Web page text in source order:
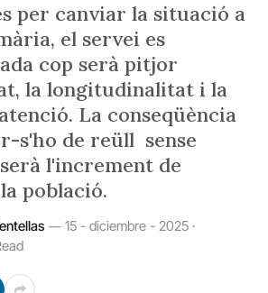
per canviar la situació a
el servei es
cop serà pitjor
la longitudinalitat i la
La conseqüència
s'ho de reüll sense
l'increment de
població.
15 - diciembre - 2025 ·